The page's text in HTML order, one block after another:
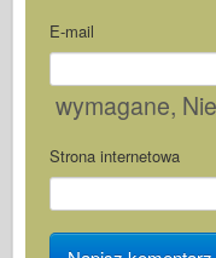
E-mail
wymagane,
Strona internetowa